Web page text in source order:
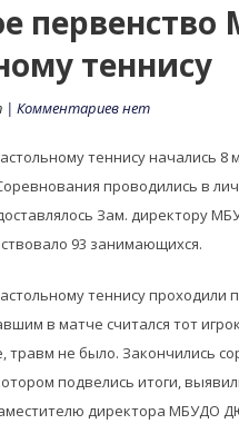
теннису
| Комментариев нет
теннису начались 8
проводились в
Зам. директору
93 занимающихся.
теннису проходили
в матче считался тот
не было. Закончились
подвелись итоги,
директора МБУДО